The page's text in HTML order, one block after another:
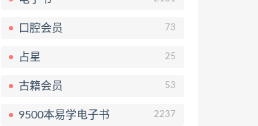
口腔会员 73
占星 25
古籍会员 53
9500本易学电子书 2237